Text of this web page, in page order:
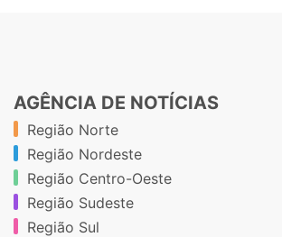
AGÊNCIA DE NOTÍCIAS
Região Norte
Região Nordeste
Região Centro-Oeste
Região Sudeste
Região Sul